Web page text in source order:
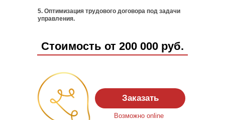
5. Оптимизация трудового договора под задачи
управления.
Заказать
Стоимость от 200 000 руб.
Возможно online